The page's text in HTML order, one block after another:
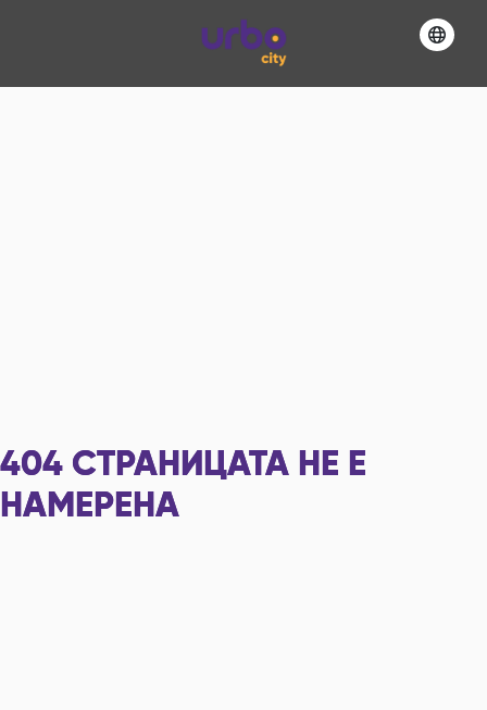
404 СТРАНИЦАТА НЕ Е
НАМЕРЕНА